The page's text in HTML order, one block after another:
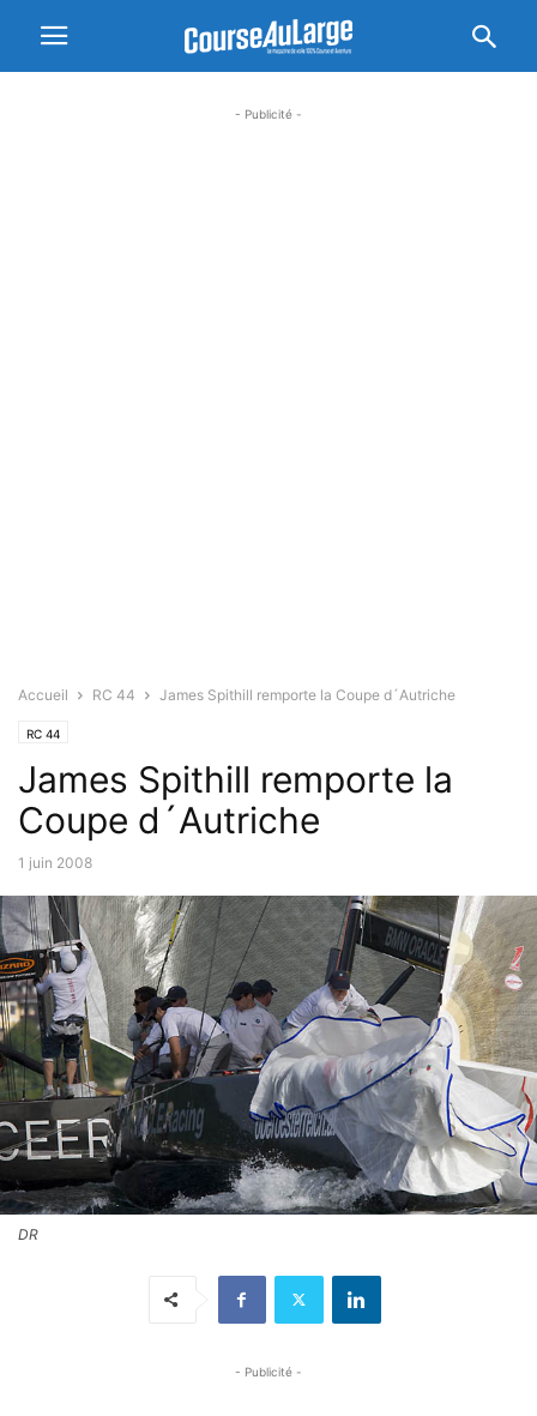
- Publicité -
Accueil RC 44 James Spithill remporte la Coupe d´Autriche
RC 44
James Spithill remporte la
Coupe d´Autriche
1 juin 2008
DR
- Publicité -